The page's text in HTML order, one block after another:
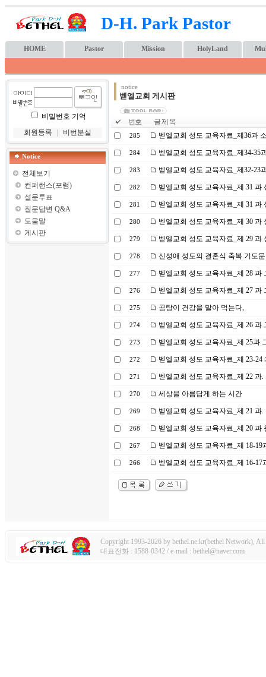
D-H. Park Pastor
HOME Pastor Mission HolyLand
비밀번호 기억
회원등록
비번분실
Notice
전체보기
컨퍼런스(포럼)
설문투표
질문답변 Q&A
도움말
게시판
notice
벧엘교회 게시판
번호 글 제 목
285 벧엘교회 성도 교육자료_제36과
284 벧엘교회 성도 교육자료_제34-35
283 벧엘교회 성도 교육자료_제32-23
282 벧엘교회 성도 교육자료_제 31 과
281 벧엘교회 성도 교육자료_제 31 과
280 벧엘교회 성도 교육자료_제 30 과
279 벧엘교회 성도 교육자료_제 29 과
278 신성애 성도의 결혼식 축복 기도문
277 벧엘교회 성도 교육자료_제 28
276 벧엘교회 성도 교육자료_제 27
275 곰탕이 건강을 말아 먹는다,
274 벧엘교회 성도 교육자료_제 26 과
273 벧엘교회 성도 교육자료_제 25과
272 벧엘교회 성도 교육자료_제 23-
271 벧엘교회 성도 교육자료_제 22 과
270 세상을 아름답게 하는 시간
269 벧엘교회 성도 교육자료_제 21 과
268 벧엘교회 성도 교육자료_제 20 과
267 벧엘교회 성도 교육자료_제 18-19
266 벧엘교회 성도 교육자료_제 16-17
Copyright 1993-2026 by bethel.ne.kr(bethel Network), All
대표전화 : 1588-0342 / e-mail : bethel@naver.com